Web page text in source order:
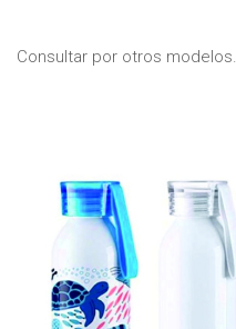
Consultar por otros modelos.